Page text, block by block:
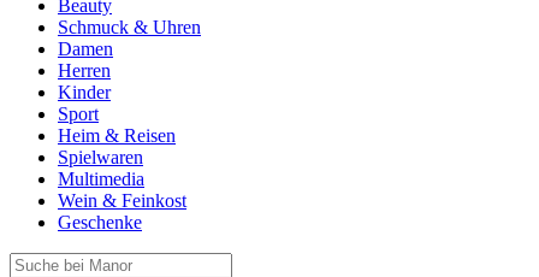
Beauty
Schmuck & Uhren
Damen
Herren
Kinder
Sport
Heim & Reisen
Spielwaren
Multimedia
Wein & Feinkost
Geschenke